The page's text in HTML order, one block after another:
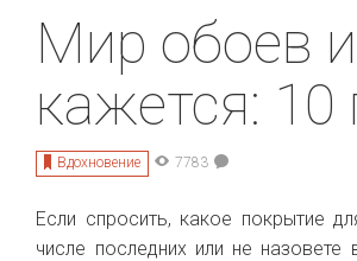
Мир обоев
кажется:
Вдохновение 7783
Если спросить, какое покрытие
числе последних или не